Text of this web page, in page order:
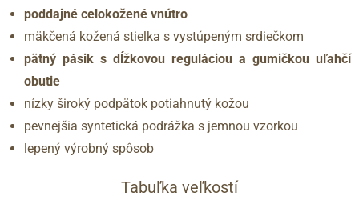
poddajné celokožené vnútro
mäkčená kožená stielka s vystúpeným srdiečkom
pätný pásik s dĺžkovou reguláciou a gumičkou uľahčí
obutie
nízky široký podpätok potiahnutý kožou
pevnejšia syntetická podrážka s jemnou vzorkou
lepený výrobný spôsob
Tabuľka veľkostí